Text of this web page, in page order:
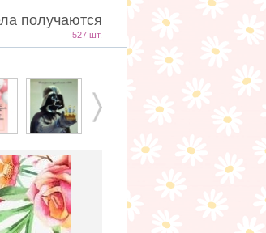
получаются
527 шт.